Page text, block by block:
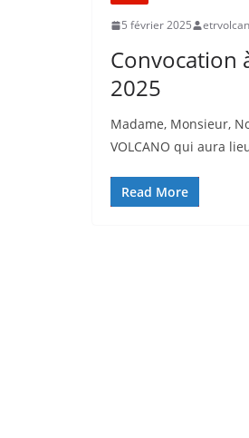
5 février 2025
Convocation
2025
Madame, Monsieur,
VOLCANO qui aura
Read More